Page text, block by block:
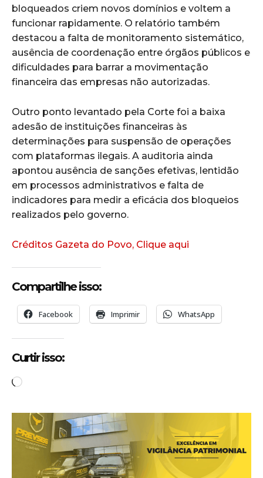
bloqueados criem novos domínios e voltem a
funcionar rapidamente. O relatório também
destacou a falta de monitoramento sistemático,
ausência de coordenação entre órgãos públicos e
dificuldades para barrar a movimentação
financeira das empresas não autorizadas.
Outro ponto levantado pela Corte foi a baixa
adesão de instituições financeiras às
determinações para suspensão de operações
com plataformas ilegais. A auditoria ainda
apontou ausência de sanções efetivas, lentidão
em processos administrativos e falta de
indicadores para medir a eficácia dos bloqueios
realizados pelo governo.
Créditos Gazeta do Povo, Clique aqui
Compartilhe isso:
Facebook Imprimir WhatsApp
Curtir isso:
C
r
r
e